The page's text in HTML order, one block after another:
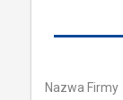
Nazwa Firmy